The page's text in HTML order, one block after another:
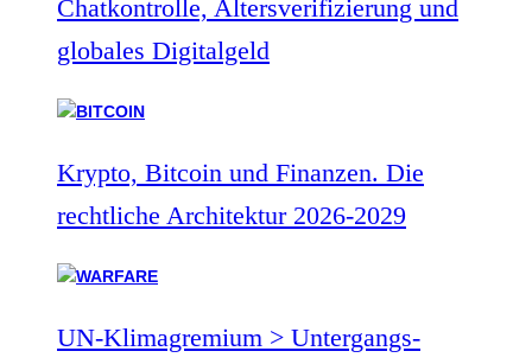
Chatkontrolle, Altersverifizierung und
globales Digitalgeld
Krypto, Bitcoin und Finanzen. Die
rechtliche Architektur 2026-2029
UN-Klimagremium > Untergangs-